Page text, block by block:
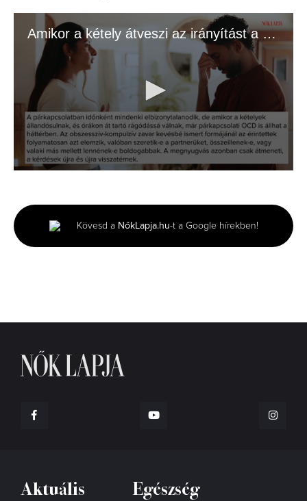
Amikor a kétely átveszi az irányítást a szerelem felett
minute,
34
seconds
Kövesd a NőkLapja.hu-t a Google hírekben!
Aktuális Egészség